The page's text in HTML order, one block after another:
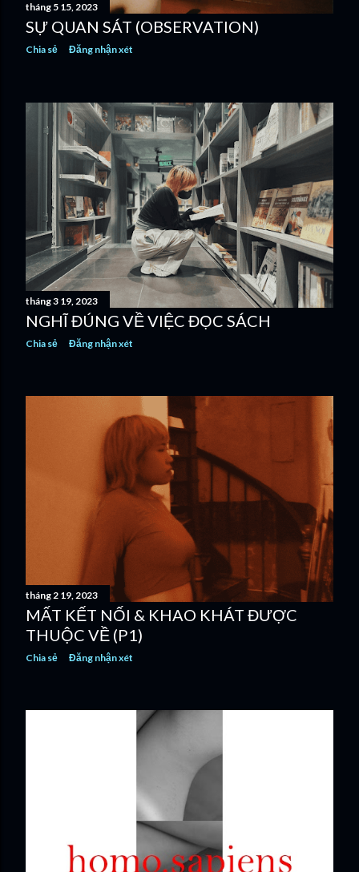
tháng 5 15, 2023
SỰ QUAN SÁT (OBSERVATION)
Chia sẻ Đăng nhận xét
tháng 3 19, 2023
NGHĨ ĐÚNG VỀ VIỆC ĐỌC SÁCH
Chia sẻ Đăng nhận xét
tháng 2 19, 2023
MẤT KẾT NỐI & KHAO KHÁT ĐƯỢC
THUỘC VỀ (P1)
Chia sẻ Đăng nhận xét